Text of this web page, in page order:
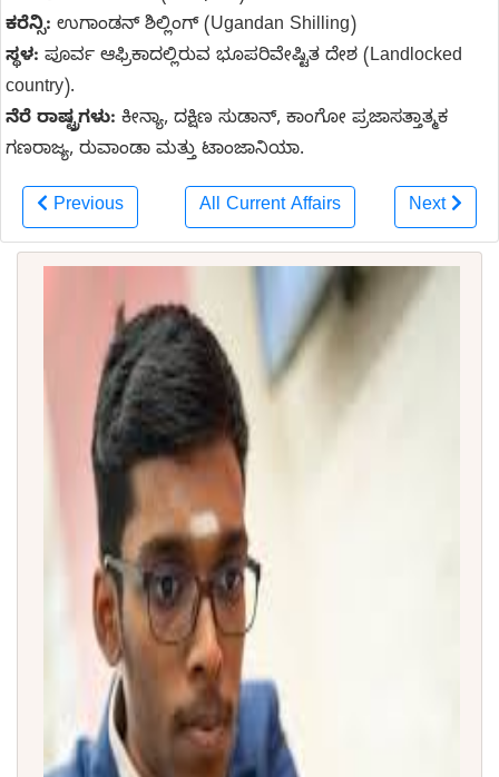
ಕರೆನ್ಸಿ: ಉಗಾಂಡನ್ ಶಿಲ್ಲಿಂಗ್ (Ugandan Shilling)
ಸ್ಥಳ: ಪೂರ್ವ ಆಫ್ರಿಕಾದಲ್ಲಿರುವ ಭೂಪರಿವೇಷ್ಟಿತ ದೇಶ (Landlocked
country).
ನೆರೆ ರಾಷ್ಟ್ರಗಳು: ಕೀನ್ಯಾ, ದಕ್ಷಿಣ ಸುಡಾನ್, ಕಾಂಗೋ ಪ್ರಜಾಸತ್ತಾತ್ಮಕ
ಗಣರಾಜ್ಯ, ರುವಾಂಡಾ ಮತ್ತು ಟಾಂಜಾನಿಯಾ.
Previous All Current Affairs Next